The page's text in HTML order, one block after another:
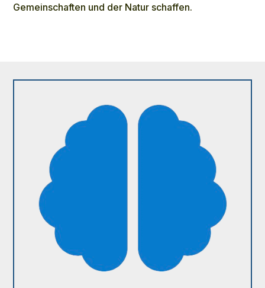
Gemeinschaften und der Natur schaffen.